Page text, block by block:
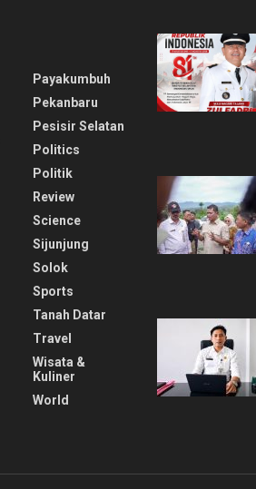
Payakumbuh
Pekanbaru
Pesisir Selatan
Politics
Politik
Review
Science
Sijunjung
Solok
Sports
Tanah Datar
Travel
Wisata &
Kuliner
World